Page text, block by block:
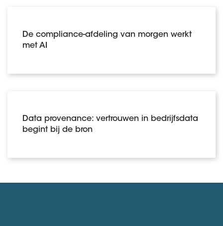
De compliance-afdeling van morgen werkt
met AI
Data provenance: vertrouwen in bedrijfsdata
begint bij de bron